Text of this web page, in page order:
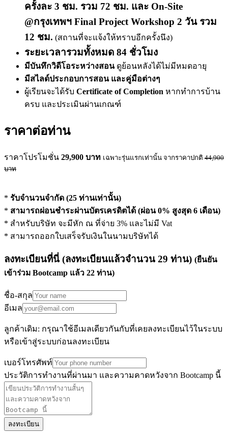
ครั้งละ 3 ชม. รวม 72 ชม. และ On-Site
@กรุงเทพฯ Final Project Workshop 2 วัน รวม
12 ชม. ​ (สถานที่จะแจ้งให้ทราบอีกครั้งนึง)
ระยะเวลารวมทั้งหมด 84 ชั่วโมง
มีบันทึกวิดีโอระหว่างสอนดูย้อนหลังได้ไม่มีหมดอายุ
มีสไลด์ประกอบการสอน และคู่มือต่างๆ
ผู้เรียนจะได้รับ Certificate of Completion หากทำการบ้าน
ครบ และประเมินผ่านเกณฑ์
ราคาต่อท่าน
ราคาโปรโมชั่น 29,900 บาท เฉพาะรุ่นแรกเท่านั้น จากราคาปกติ 44,900
บาท
* รับจำนวนจำกัด (25 ท่านเท่านั้น)
* สามารถผ่อนชำระผ่านบัตรเครดิตได้ (ผ่อน 0% สูงสุด 6 เดือน)
* สำหรับบริษัท จะมีหัก ณ ที่จ่าย 3% และไม่มี Vat
* สามารถออกใบเสร็จรับเงินในนามบริษัทได้
ลงทะเบียนที่นี่ (ลงทะเบียนแล้วจำนวน 29 ท่าน) (ยืนยัน
เข้าร่วม Bootcamp แล้ว 22 ท่าน)
ชื่อ-สกุล
อีเมล
ลูกค้าเดิม: กรุณาใช้อีเมลเดียวกันกับที่เคยลงทะเบียนไว้ในระบบ
หรือเข้าสู่ระบบก่อนลงทะเบียน
เบอร์โทรศัพท์
ประวัติการทำงานที่ผ่านมา และความคาดหวังจาก Bootcamp นี้
ลงทะเบียน